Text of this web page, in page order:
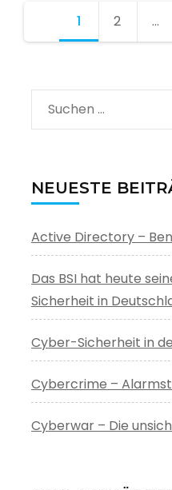
1 Seite
2 …
Suchen
nach:
NEUESTE
Active Directory –
Das BSI hat heute
Sicherheit in
Cyber-Sicherheit in
Cybercrime –
Cyberwar – Die